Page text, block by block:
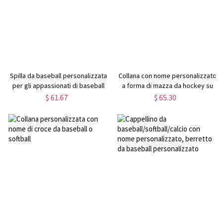
Spilla da baseball personalizzata
per gli appassionati di baseball
$ 61.67
Collana con nome personalizzato
a forma di mazza da hockey su
ghiaccio
$ 65.30